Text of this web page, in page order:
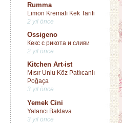
Rumma
Limon Kremalı Kek Tarifi
2 yıl önce
Ossigeno
Кекс с рикота и сливи
2 yıl önce
Kitchen Art-ist
Mısır Unlu Köz Patlıcanlı
Poğaça
3 yıl önce
Yemek Cini
Yalancı Baklava
3 yıl önce